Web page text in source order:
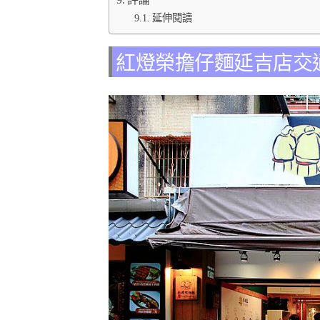
延伸閱讀
紅燈榮擔仔麵延吉店交